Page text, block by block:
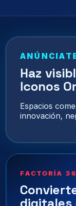
entradas
Haz
Iconos
Espacios
innovación,
FACTORÍA